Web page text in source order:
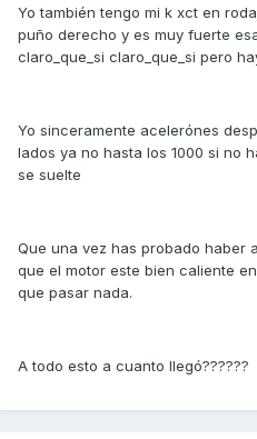
Yo también tengo mi k xct en
puño derecho y es muy fuerte
claro_que_si claro_que_si pero
Yo sinceramente acelerónes
lados ya no hasta los 1000 si no
se suelte
Que una vez has probado haber
que el motor este bien caliente
que pasar nada.
A todo esto a cuanto llegó??????